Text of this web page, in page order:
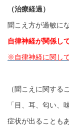
（治療経過）
聞こえ方が過敏に
自律神経が関係し
※自律神経に関し
（聞こえに関する
「目、耳、匂い、
症状が出ることも